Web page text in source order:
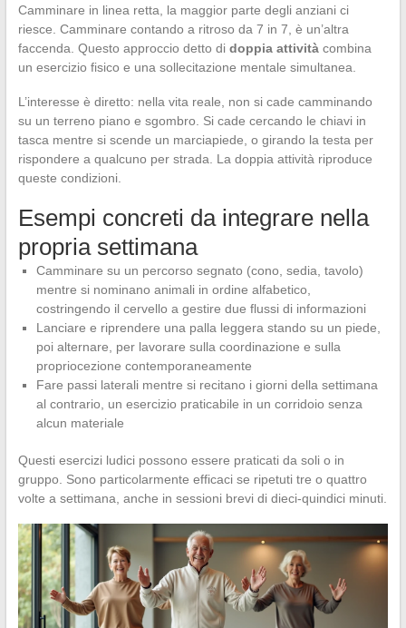
Camminare in linea retta, la maggior parte degli anziani ci
riesce. Camminare contando a ritroso da 7 in 7, è un’altra
faccenda. Questo approccio detto di doppia attivitàcombina
un esercizio fisico e una sollecitazione mentale simultanea.
L’interesse è diretto: nella vita reale, non si cade camminando
su un terreno piano e sgombro. Si cade cercando le chiavi in
tasca mentre si scende un marciapiede, o girando la testa per
rispondere a qualcuno per strada. La doppia attività riproduce
queste condizioni.
Esempi concreti da integrare nella
propria settimana
Camminare su un percorso segnato (cono, sedia, tavolo)
mentre si nominano animali in ordine alfabetico,
costringendo il cervello a gestire due flussi di informazioni
Lanciare e riprendere una palla leggera stando su un piede,
poi alternare, per lavorare sulla coordinazione e sulla
propriocezione contemporaneamente
Fare passi laterali mentre si recitano i giorni della settimana
al contrario, un esercizio praticabile in un corridoio senza
alcun materiale
Questi esercizi ludici possono essere praticati da soli o in
gruppo. Sono particolarmente efficaci se ripetuti tre o quattro
volte a settimana, anche in sessioni brevi di dieci-quindici minuti.